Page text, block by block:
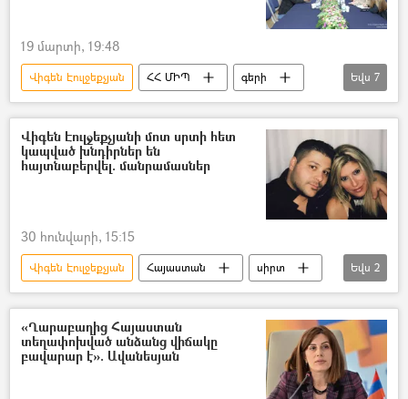
19 մարտի, 19:48
Վիգեն Էուլջեքչյան ՀՀ ՄԻՊ
գերի
Հայ գերիներ, անհետ կորածներ
Բաքու
Ադրբեջան
հայ-ադրբեջանական
Անահիտ Մանասյան
Վագիֆ Խաչատրյան
Եվս 7
Վիգեն Էուլջեքչյանի մոտ սրտի հետ
կապված խնդիրներ են
հայտնաբերվել. մանրամասներ
30 հունվարի, 15:15
Վիգեն Էուլջեքչյան Հայաստան
սիրտ
հետազոտություն
Լինդա Էուլջեքչյան
Եվս 2
«Ղարաբաղից Հայաստան
տեղափոխված անձանց վիճակը
բավարար է». Ավանեսյան